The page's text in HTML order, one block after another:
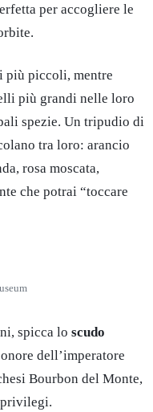
per accogliere le
più piccoli, mentre
più grandi nelle loro
spezie. Un tripudio di
tra loro: arancio
rosa moscata,
che potrai “toccare
spicca lo scudo
dell’imperatore
Bourbon del Monte,